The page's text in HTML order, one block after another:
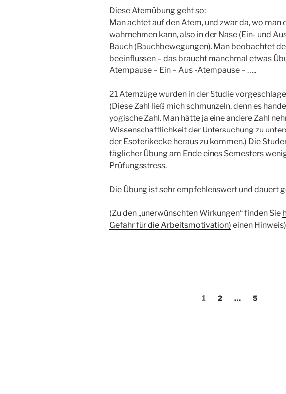
Diese Atemübung geht so:
Man achtet auf den Atem, und zwar da, wo
wahrnehmen kann, also in der Nase (Ein- und
Bauch (Bauchbewegungen). Man beobachtet
beeinflussen – das braucht manchmal etwas
Atempause – Ein – Aus -Atempause – …..
21 Atemzüge wurden in der Studie
(Diese Zahl ließ mich schmunzeln, denn es
yogische Zahl. Man hätte ja eine andere Zahl
Wissenschaftlichkeit der Untersuchung zu
der Esoterikecke heraus zu kommen.) Die
täglicher Übung am Ende eines Semesters
Prüfungsstress.
Die Übung ist sehr empfehlenswert und dauert
(Zu den „unerwünschten Wirkungen“ finden Sie
Gefahr für die Arbeitsmotivation) einen Hinweis)
Seitennummerierung
Seite
1 Seite
2 … Seite
5